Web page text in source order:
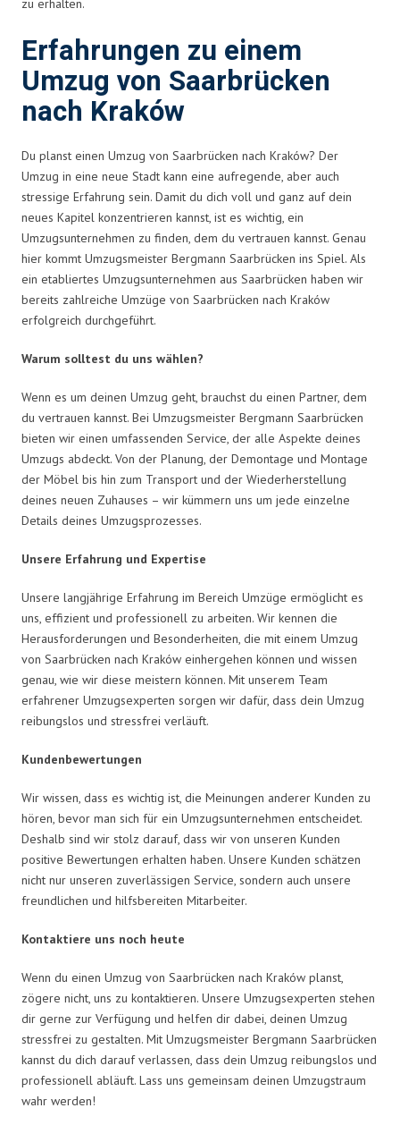
zu erhalten.
Erfahrungen zu einem
Umzug von Saarbrücken
nach Kraków
Du planst einen Umzug von Saarbrücken nach Kraków? Der
Umzug in eine neue Stadt kann eine aufregende, aber auch
stressige Erfahrung sein. Damit du dich voll und ganz auf dein
neues Kapitel konzentrieren kannst, ist es wichtig, ein
Umzugsunternehmen zu finden, dem du vertrauen kannst. Genau
hier kommt Umzugsmeister Bergmann Saarbrücken ins Spiel. Als
ein etabliertes Umzugsunternehmen aus Saarbrücken haben wir
bereits zahlreiche Umzüge von Saarbrücken nach Kraków
erfolgreich durchgeführt.
Warum solltest du uns wählen?
Wenn es um deinen Umzug geht, brauchst du einen Partner, dem
du vertrauen kannst. Bei Umzugsmeister Bergmann Saarbrücken
bieten wir einen umfassenden Service, der alle Aspekte deines
Umzugs abdeckt. Von der Planung, der Demontage und Montage
der Möbel bis hin zum Transport und der Wiederherstellung
deines neuen Zuhauses – wir kümmern uns um jede einzelne
Details deines Umzugsprozesses.
Unsere Erfahrung und Expertise
Unsere langjährige Erfahrung im Bereich Umzüge ermöglicht es
uns, effizient und professionell zu arbeiten. Wir kennen die
Herausforderungen und Besonderheiten, die mit einem Umzug
von Saarbrücken nach Kraków einhergehen können und wissen
genau, wie wir diese meistern können. Mit unserem Team
erfahrener Umzugsexperten sorgen wir dafür, dass dein Umzug
reibungslos und stressfrei verläuft.
Kundenbewertungen
Wir wissen, dass es wichtig ist, die Meinungen anderer Kunden zu
hören, bevor man sich für ein Umzugsunternehmen entscheidet.
Deshalb sind wir stolz darauf, dass wir von unseren Kunden
positive Bewertungen erhalten haben. Unsere Kunden schätzen
nicht nur unseren zuverlässigen Service, sondern auch unsere
freundlichen und hilfsbereiten Mitarbeiter.
Kontaktiere uns noch heute
Wenn du einen Umzug von Saarbrücken nach Kraków planst,
zögere nicht, uns zu kontaktieren. Unsere Umzugsexperten stehen
dir gerne zur Verfügung und helfen dir dabei, deinen Umzug
stressfrei zu gestalten. Mit Umzugsmeister Bergmann Saarbrücken
kannst du dich darauf verlassen, dass dein Umzug reibungslos und
professionell abläuft. Lass uns gemeinsam deinen Umzugstraum
wahr werden!